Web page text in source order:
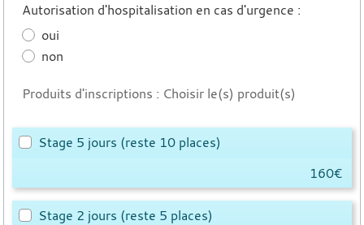
Autorisation d'hospitalisation en cas d'urgence :
oui
non
Produits d'inscriptions : Choisir le(s) produit(s)
Stage 5 jours (reste 10 places)
160€
Stage 2 jours (reste 5 places)